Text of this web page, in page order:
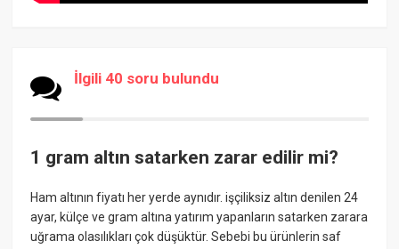
İlgili 40 soru bulundu
1 gram altın satarken zarar edilir mi?
Ham altının fiyatı her yerde aynıdır. işçiliksiz altın denilen 24
ayar, külçe ve gram altına yatırım yapanların satarken zarara
uğrama olasılıkları çok düşüktür. Sebebi bu ürünlerin saf